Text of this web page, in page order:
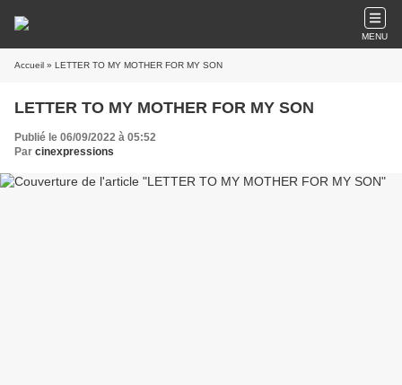
MENU
Accueil » LETTER TO MY MOTHER FOR MY SON
LETTER TO MY MOTHER FOR MY SON
Publié le 06/09/2022 à 05:52
Par cinexpressions